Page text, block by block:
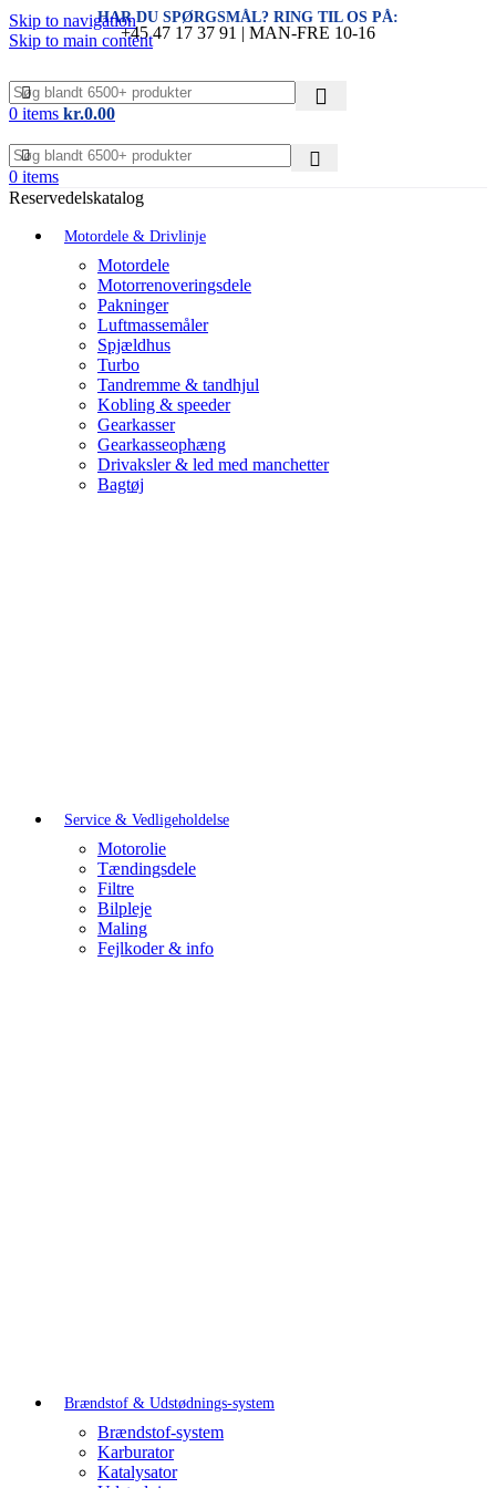
Skip to navigation
Skip to main content
HAR DU SPØRGSMÅL? RING TIL OS PÅ:
+45 47 17 37 91 | MAN-FRE 10-16
0 items kr.0.00
0 items
Reservedelskatalog
Motordele & Drivlinje
Motordele
Motorrenoveringsdele
Pakninger
Luftmassemåler
Spjældhus
Turbo
Tandremme & tandhjul
Kobling & speeder
Gearkasser
Gearkasseophæng
Drivaksler & led med manchetter
Bagtøj
Service & Vedligeholdelse
Motorolie
Tændingsdele
Filtre
Bilpleje
Maling
Fejlkoder & info
Brændstof & Udstødnings-system
Brændstof-system
Karburator
Katalysator